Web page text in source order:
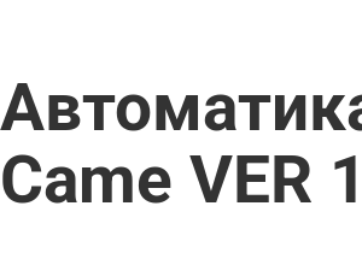
Came VER